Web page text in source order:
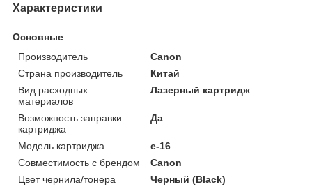
Характеристики
Основные
Производитель
Canon
Страна производитель
Китай
Вид расходных
материалов
Лазерный картридж
Возможность заправки
картриджа
Да
Модель картриджа
e-16
Совместимость с брендом
Canon
Цвет чернила/тонера
Черный (Black)